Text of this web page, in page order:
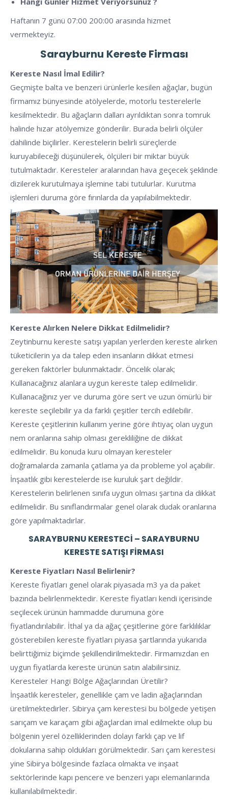
Haftanın 7 günü 07:00 200:00 arasında hizmet
vermekteyiz.
Sarayburnu Kereste Firması
Kereste Nasıl İmal Edilir?
Geçmişte balta ve benzeri ürünlerle kesilen ağaçlar, bugün
firmamız bünyesinde atölyelerde, motorlu testerelerle
kesilmektedir. Bu ağaçların dalları ayrıldıktan sonra tomruk
halinde hızar atölyemize gönderilir. Burada belirli ölçüler
dahilinde biçilirler. Kerestelerin belirli süreçlerde
kuruyabileceği düşünülerek, ölçüleri bir miktar büyük
tutulmaktadır. Keresteler aralarından hava geçecek şeklinde
dizilerek kurutulmaya işlemine tabi tutulurlar. Kurutma
işlemleri duruma göre fırınlarda da yapılabilmektedir.
Kereste Alırken Nelere Dikkat Edilmelidir?
Zeytinburnu kereste satışı yapılan yerlerden kereste alırken
tüketicilerin ya da talep eden insanların dikkat etmesi
gereken faktörler bulunmaktadır. Öncelik olarak;
Kullanacağınız alanlara uygun kereste talep edilmelidir.
Kullanacağınız yer ve duruma göre sert ve uzun ömürlü bir
kereste seçilebilir ya da farklı çeşitler tercih edilebilir.
Kereste çeşitlerinin kullanım yerine göre ihtiyaç olan uygun
nem oranlarına sahip olması gerekliliğine de dikkat
edilmelidir. Bu konuda kuru olmayan keresteler
doğramalarda zamanla çatlama ya da probleme yol açabilir.
İnşaatlık gibi kerestelerde ise kuruluk şart değildir.
Kerestelerin belirlenen sınıfa uygun olması şartına da dikkat
edilmelidir. Bu sınıflandırmalar genel olarak dudak oranlarına
göre yapılmaktadırlar.
SARAYBURNU KERESTECI – SARAYBURNU
KERESTE SATIŞI FIRMASI
Kereste Fiyatları Nasıl Belirlenir?
Kereste fiyatları genel olarak piyasada m3 ya da paket
bazında belirlenmektedir. Kereste fiyatları kendi içerisinde
seçilecek ürünün hammadde durumuna göre
fiyatlandırılabilir. İthal ya da ağaç çeşitlerine göre farklılıklar
gösterebilen kereste fiyatları piyasa şartlarında yukarıda
belirttiğimiz biçimde şekillendirilmektedir. Firmamızdan en
uygun fiyatlarda kereste ürünün satın alabilirsiniz.
Keresteler Hangi Bölge Ağaçlarından Üretilir?
İnşaatlık keresteler, genellikle çam ve ladin ağaçlarından
üretilmektedirler. Sibirya çam kerestesi bu bölgede yetişen
sarıçam ve karaçam gibi ağaçlardan imal edilmekte olup bu
bölgenin yerel özelliklerinden dolayı farklı çap ve lif
dokularına sahip oldukları görülmektedir. Sarı çam kerestesi
yine Sibirya bölgesinde fazlaca olmakta ve inşaat
sektörlerinde kapı pencere ve benzeri yapı elemanlarında
kullanılabilmektedir.